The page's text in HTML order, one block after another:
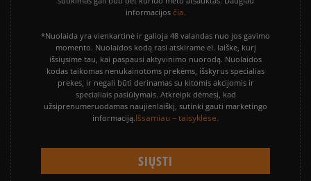
informacijos čia.
*Nuolaida yra vienkartinė ir galioja 48 valandas nuo jos gavimo
momento. Nuolaidos kodą rasi atskirame el. laiške, kurį
išsiųsime tau, kai paspausi aktyvinimo nuorodą. Nuolaidos
kodas taikomas nenukainotoms prekėms, išskyrus specialias
prekes, ir negali būti derinamas su kitomis akcijomis ir
specialiais pasiūlymais. Atkreipk dėmesį, kad
užsiprenumeruodamas naujienlaiškį, sutinki gauti marketingo
informaciją.Išsamiau – taisyklėse.